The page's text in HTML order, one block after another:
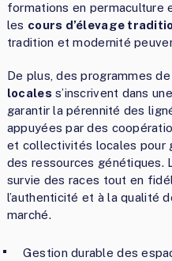
formations en permaculture
les cours d’élevage
tradition et modernité
De plus, des programmes de
locales s’inscrivent dans
garantir la pérennité des
appuyées par des
et collectivités locales pour
des ressources génétiques.
survie des races tout en
l’authenticité et à la qualité
marché.
Gestion durable des